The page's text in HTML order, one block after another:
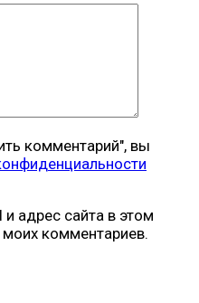
комментарий", вы
адрес сайта в этом
комментариев.